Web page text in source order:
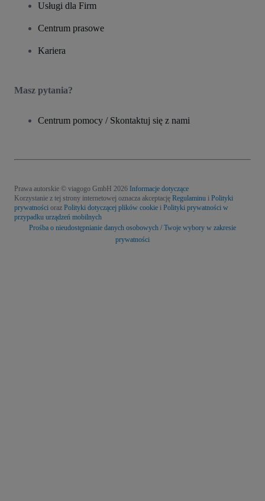
Usługi dla Firm
Centrum prasowe
Kariera
Masz pytania?
Centrum pomocy / Skontaktuj się z nami
Prawa autorskie © viagogo GmbH 2026 Informacje dotyczące
Korzystanie z tej strony internetowej oznacza akceptację Regulaminu i Polityki
prywatności oraz Polityki dotyczącej plików cookie i Polityki prywatności w
przypadku urządzeń mobilnych
Prośba o nieudostępnianie danych osobowych / Twoje wybory w zakresie
prywatności